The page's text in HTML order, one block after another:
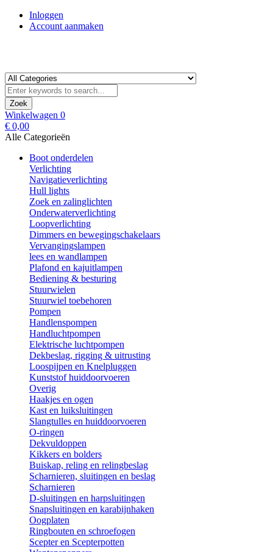
Inloggen
Account aanmaken
Zoek
Winkelwagen 0
€ 0,00
Alle Categorieën
Boot onderdelen
Verlichting
Navigatieverlichting
Hull lights
Zoek en zalinglichten
Onderwaterverlichting
Loopverlichting
Dimmers en bewegingschakelaars
Vervangingslampen
lees en wandlampen
Plafond en kajuitlampen
Bediening & besturing
Stuurwielen
Stuurwiel toebehoren
Pompen
Handlenspompen
Handluchtpompen
Elektrische luchtpompen
Dekbeslag, rigging & uitrusting
Loospijpen en Knelpluggen
Kunststof huiddoorvoeren
Overig
Haakjes en ogen
Kast en luiksluitingen
Slangtulles en huiddoorvoeren
O-ringen
Dekvuldoppen
Kikkers en bolders
Buiskap, reling en relingbeslag
Scharnieren, sluitingen en beslag
Scharnieren
D-sluitingen en harpsluitingen
Snapsluitingen en karabijnhaken
Oogplaten
Ringbouten en schroefogen
Scepter en Scepterpotten